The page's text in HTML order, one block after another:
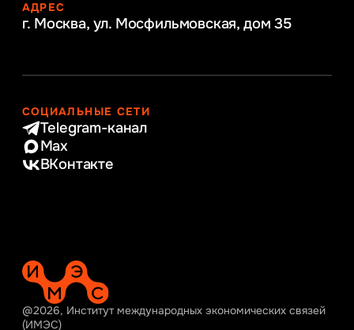
АДРЕС
г. Москва, ул. Мосфильмовская, дом 35
СОЦИАЛЬНЫЕ СЕТИ
Telegram-канал
Max
ВКонтакте
@2026, Институт международных экономических связей
(ИМЭС)